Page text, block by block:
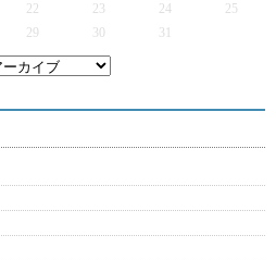
22 23 24
25
29 30 31